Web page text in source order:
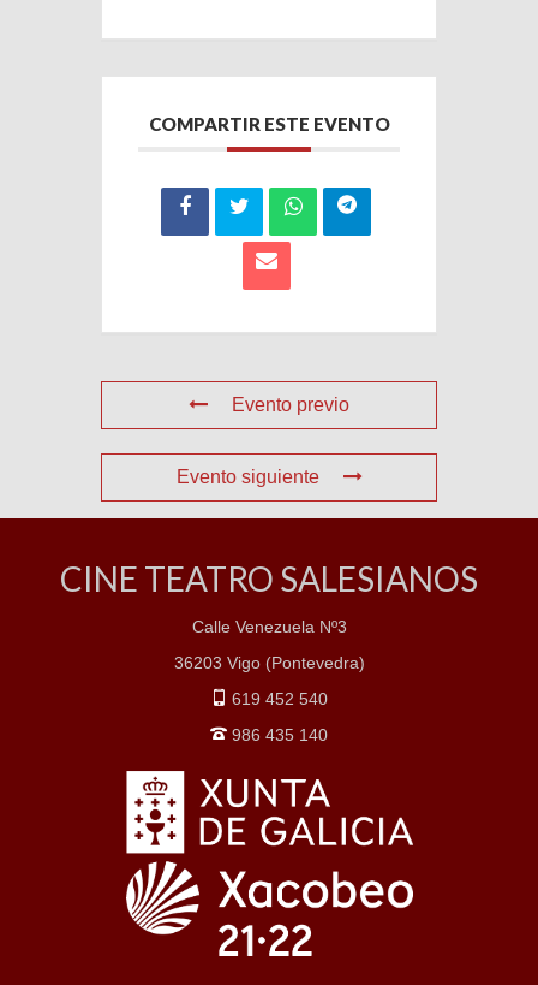
COMPARTIR ESTE EVENTO
Evento previo
Evento siguiente
CINE TEATRO SALESIANOS
Calle Venezuela Nº3
36203 Vigo (Pontevedra)
619 452 540
986 435 140